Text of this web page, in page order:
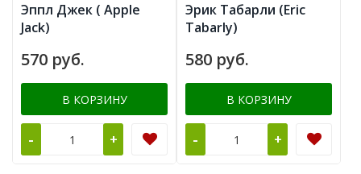
Эппл Джек ( Apple
Jack)
570 руб.
В КОРЗИНУ
- +
Эрик Табарли (Eric
Tabarly)
580 руб.
В КОРЗИНУ
- +